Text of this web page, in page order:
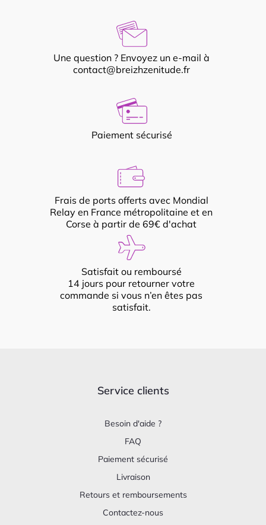
Une question ? Envoyez un e-mail à
contact@breizhzenitude.fr
Paiement sécurisé
Frais de ports offerts avec Mondial
Relay en France métropolitaine et en
Corse à partir de 69€ d'achat
Satisfait ou remboursé
14 jours pour retourner votre
commande si vous n’en êtes pas
satisfait.
Service clients
Besoin d'aide ?
FAQ
Paiement sécurisé
Livraison
Retours et remboursements
Contactez-nous